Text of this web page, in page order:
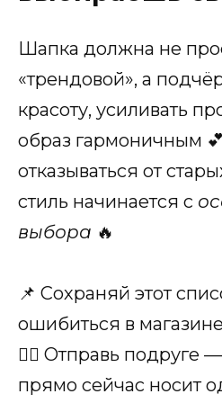
Шапка должна не
«трендовой», а
красоту, усиливать
образ гармоничным
отказываться от
стиль начинается с
выбора 🔥
📌 Сохраняй этот
ошибиться в
👯‍♀️ Отправь подруге
прямо сейчас носит